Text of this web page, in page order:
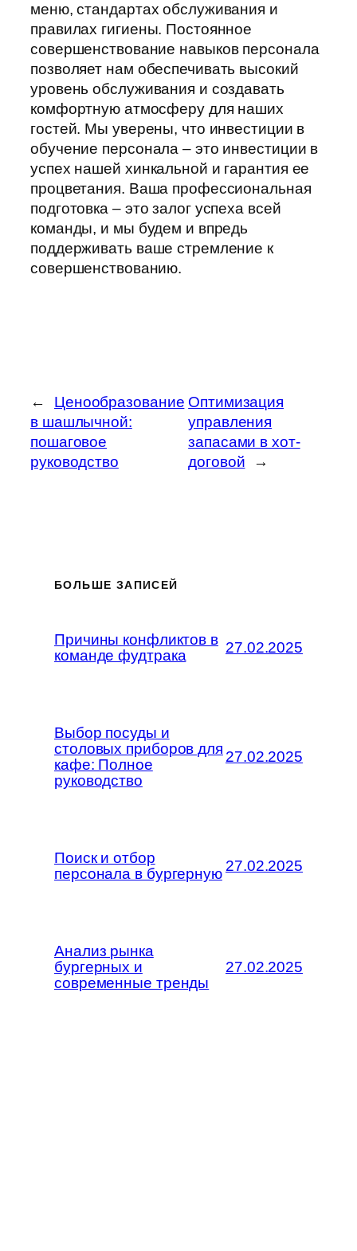
меню, стандартах обслуживания и
правилах гигиены. Постоянное
совершенствование навыков персонала
позволяет нам обеспечивать высокий
уровень обслуживания и создавать
комфортную атмосферу для наших
гостей. Мы уверены, что инвестиции в
обучение персонала – это инвестиции в
успех нашей хинкальной и гарантия ее
процветания. Ваша профессиональная
подготовка – это залог успеха всей
команды, и мы будем и впредь
поддерживать ваше стремление к
совершенствованию.
←
Ценообразование
в шашлычной:
пошаговое
руководство
Оптимизация
управления
запасами в хот-
договой
→
БОЛЬШЕ ЗАПИСЕЙ
Причины конфликтов в
команде фудтрака
27.02.2025
Выбор посуды и
столовых приборов для
кафе: Полное
руководство
27.02.2025
Поиск и отбор
персонала в бургерную 27.02.2025
Анализ рынка
бургерных и
современные тренды
27.02.2025